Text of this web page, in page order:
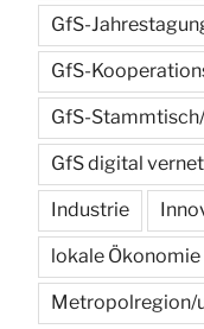
GfS-
GfS-
GfS-
GfS digital
Industrie
lokale Ökonomie
Metropolregion/